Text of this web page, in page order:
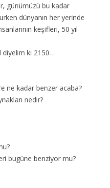
günümüzü bu kadar
dünyanın her yerinde
keşifleri, 50 yıl
diyelim ki 2150…
ne kadar benzer acaba?
nedir?
bugüne benziyor mu?